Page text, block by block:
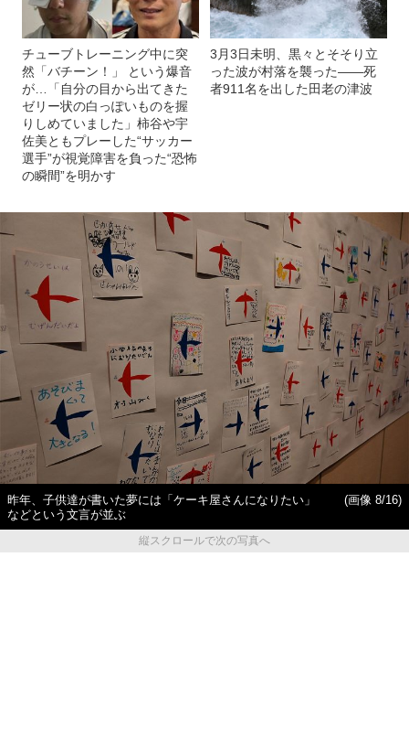
チューブトレーニング中に突
然「バチーン！」 という爆音
が…「自分の目から出てきた
ゼリー状の白っぽいものを握
りしめていました」柿谷や宇
佐美ともプレーした“サッカー
選手”が視覚障害を負った“恐怖
の瞬間”を明かす
3月3日未明、黒々とそそり立
った波が村落を襲った――死
者911名を出した田老の津波
昨年、子供達が書いた夢には「ケーキ屋さんになりたい」
などという文言が並ぶ
(画像 8/16)
縦スクロールで次の写真へ